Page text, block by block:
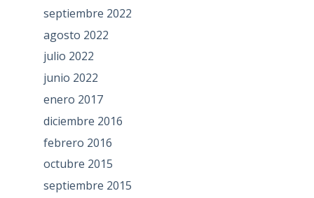
septiembre 2022
agosto 2022
julio 2022
junio 2022
enero 2017
diciembre 2016
febrero 2016
octubre 2015
septiembre 2015